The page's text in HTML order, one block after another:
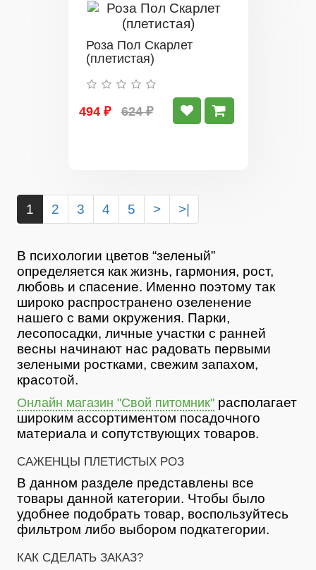
Роза Пол Скарлет
(плетистая)
494 ₽ 624 ₽
1 2 3 4 5 > >|
В психологии цветов “зеленый”
определяется как жизнь, гармония, рост,
любовь и спасение. Именно поэтому так
широко распространено озеленение
нашего с вами окружения. Парки,
лесопосадки, личные участки с ранней
весны начинают нас радовать первыми
зелеными ростками, свежим запахом,
красотой.
Онлайн магазин "Свой питомник" располагает
широким ассортиментом посадочного
материала и сопутствующих товаров.
САЖЕНЦЫ ПЛЕТИСТЫХ РОЗ
В данном разделе представлены все
товары данной категории. Чтобы было
удобнее подобрать товар, воспользуйтесь
фильтром либо выбором подкатегории.
КАК СДЕЛАТЬ ЗАКАЗ?